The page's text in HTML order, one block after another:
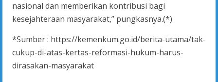
nasional dan memberikan kontribusi bagi
kesejahteraan masyarakat,” pungkasnya.(*)
*Sumber : https://kemenkum.go.id/berita-utama/tak-
cukup-di-atas-kertas-reformasi-hukum-harus-
dirasakan-masyarakat